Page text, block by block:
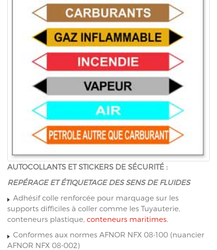
AUTOCOLLANTS ET STICKERS DE SÉCURITÉ :
REPÉRAGE ET ÉTIQUETAGE DES SENS DE FLUIDES
Adhésif colle renforcée pour marquage sur les
supports difficiles à coller comme les Tuyauterie,
conteneurs plastique, conteneurs maritimes.
Conformes aux normes AFNOR NFX 08-100 (nuancier
AFNOR NFX 08-002)